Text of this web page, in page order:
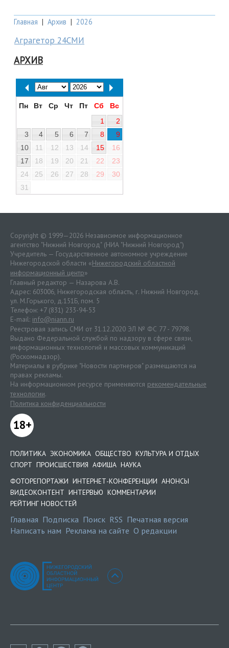
Главная | Архив | 2026
Аграгетор 24СМИ
АРХИВ
Пн Вт Ср Чт Пт Сб
Вс
1
2
3
4 5 6 7 8
9
10
11 12 13 14 15
16
17
18 19 20 21 22
23
24
25 26 27 28 29
30
31
Copyright © 1999—2026 Независимое информационное
агентство "Нижний Новгород" (НИА "Нижний Новгород")
Учредитель — Государственное автономное учреждение
Нижегородской области «Нижегородский областной
информационный центр»
Главный редактор — Назарова А.В.
Адрес: 603006, Нижегородская область, г. Нижний Новгород.
ул. М.Горького, д.151Б, пом. 5
Телефон: +7 (831) 233-94-53
E-mail: info@niann.ru
Реестровая запись СМИ от 31.12.2020 ЭЛ № ФС 77 - 79798.
Выдано Федеральной службой по надзору в сфере связи,
информационных технологий и массовых коммуникаций
(Роскомнадзор).
Материалы в рубрике "Новости партнеров" размещаются на
правах рекламы.
На информационном ресурсе применяются рекомендательные
технологии.
Политика конфиденциальности
18+
ПОЛИТИКА ЭКОНОМИКА ОБЩЕСТВО КУЛЬТУРА И ОТДЫХ
СПОРТ ПРОИСШЕСТВИЯ АФИША НАУКА
ФОТОРЕПОРТАЖИ ИНТЕРНЕТ-КОНФЕРЕНЦИИ АНОНСЫ
ВИДЕОКОНТЕНТ ИНТЕРВЬЮ КОММЕНТАРИИ
РЕЙТИНГ НОВОСТЕЙ
Главная Подписка Поиск RSS Печатная версия
Написать нам Реклама на сайте О редакции